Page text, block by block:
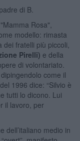
di B.
Rosa",
modello: rimasta
fratelli più piccoli,
Pirelli) e della
di volontariato.
come il
1996 dice: “Silvio è
tutti lo dicono. Lui
il lavoro, per
dell’italiano medio in